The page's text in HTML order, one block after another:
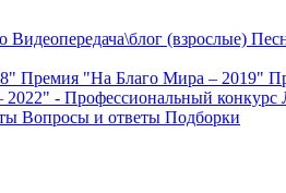
Видеопередача\блог (взрослые)
Премия "На Благо Мира – 2019"
- Профессиональный конкурс
Вопросы и ответы Подборки